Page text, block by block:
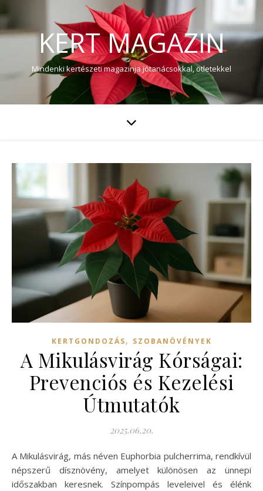
KERT MAGAZIN
Mindenki kertészeti magazinja jótanácsokkal, ötletekkel
KERTGONDOZÁS, SZOBANÖVÉNYEK
A Mikulásvirág Kórságai:
Prevenciós és Kezelési
Útmutatók
2025.06.20.
A Mikulásvirág, más néven Euphorbia pulcherrima, rendkívül
népszerű dísznövény, amelyet különösen az ünnepi
időszakban keresnek. Színpompás leveleivel és élénk